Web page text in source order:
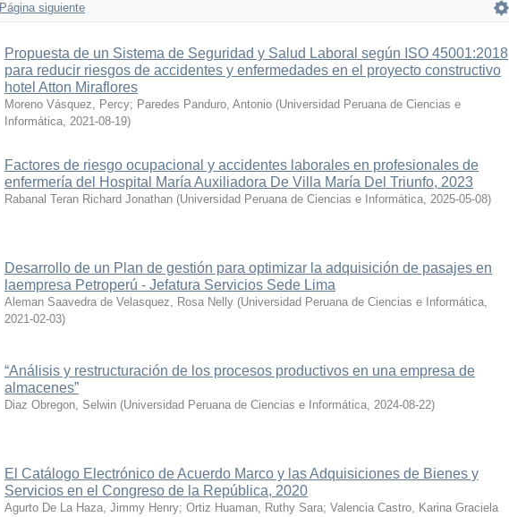
Página siguiente
Propuesta de un Sistema de Seguridad y Salud Laboral según ISO 45001:2018
para reducir riesgos de accidentes y enfermedades en el proyecto constructivo
hotel Atton Miraflores
Moreno Vásquez, Percy; Paredes Panduro, Antonio (Universidad Peruana de Ciencias e
Informática, 2021-08-19)
Factores de riesgo ocupacional y accidentes laborales en profesionales de
enfermería del Hospital María Auxiliadora De Villa María Del Triunfo, 2023
Rabanal Teran Richard Jonathan (Universidad Peruana de Ciencias e Informática, 2025-05-08)
Desarrollo de un Plan de gestión para optimizar la adquisición de pasajes en
laempresa Petroperú - Jefatura Servicios Sede Lima
Aleman Saavedra de Velasquez, Rosa Nelly (Universidad Peruana de Ciencias e Informática,
2021-02-03)
“Análisis y restructuración de los procesos productivos en una empresa de
almacenes”
Diaz Obregon, Selwin (Universidad Peruana de Ciencias e Informática, 2024-08-22)
El Catálogo Electrónico de Acuerdo Marco y las Adquisiciones de Bienes y
Servicios en el Congreso de la República, 2020
Agurto De La Haza, Jimmy Henry; Ortiz Huaman, Ruthy Sara; Valencia Castro, Karina Graciela